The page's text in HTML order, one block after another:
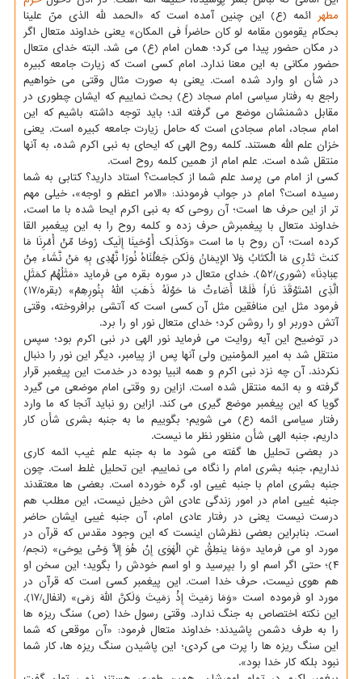
مطهر ائمه (ع) این چنین آمده است که «الحمد لله الذی منّ علینا
بحکام یقومون مقامه لو کان حاضراً فی المکان» یعنی خداوند متعال اگر
در مکان حضور پیدا می کرد؛ همان امام (ع) می شد. البته خدای متعال
حضور مکانی به این معنا ندارد. امام کسی است که زیارت جامعه کبیره
در شأن او وارد شده است. یعنی به صورت مثال وقتی می خواهیم
راجع به رفتار سیاسی امام سجاد (ع) بحث نماییم که ایشان چطوری در
مقابل دشمنشان موضع می گرفته اند؛ باید توجه داشته باشیم که این
امام سجاد، امام سجادی است که حامل زیارت جامعه کبیره است. یعنی
خزان علم الله هستند. کلمه روح الهی که ایحای به نبی اکرم شده، به آنها
منتقل شده است. علم امام از همین کلمه روح است.
کسی از امام می پرسد علم شما از کجاست؟ استاد دارید؟ کتابی به شما
رسیده است؟ امام در جواب فرمودند: «الامر اعظم و اوجه»، خیلی مهم
تر از این حرف ها است؛ آن روحی که به نبی اکرم ایحا شده با ما است،
خداوند متعال با پیغمبرش حرف زده و کلمه روح را به این پیغمبر القا
کرده است؛ آن روح با ما است «وَکذَلِک أَوْحَینَا إِلَیک رُوحًا مِّنْ أَمْرِنَا مَا
کنتَ تَدْرِی مَا الْکتَابُ وَلاَ الإیمَانُ وَلَکن جَعَلْنَاهُ نُورًا نَّهْدِی بِهِ مَنْ نَّشَاء مِنْ
عِبَادِنَا» (شوری/۵۲). خدای متعال در سوره بقره می فرماید «مَثَلُهُمْ کمَثَلِ
الَّذِی اسْتَوْقَدَ نَاراً فَلَمَّا أَضَاءتْ مَا حَوْلَهُ ذَهَبَ اللّهُ بِنُورِهِمْ» (بقره/۱۷)
فرمود مثل این منافقین مثل آن کسی است که آتشی برافروخته، وقتی
آتش دوربر او را روشن کرد؛ خدای متعال نور او را برد.
در توضیح این آیه روایت می فرماید نور الهی در نبی اکرم بود؛ سپس
منتقل شد به امیر المؤمنین ولی آنها پس از پیامبر، دیگر این نور را دنبال
نکردند. آن چه نزد نبی اکرم و همه انبیا بوده در خدمت این پیغمبر قرار
گرفته و به ائمه منتقل شده است. ازاین رو وقتی امام موضعی می گیرد
گویا که این پیغمبر موضع گیری می کند. ازاین رو نباید آنجا که ما وارد
رفتار سیاسی ائمه (ع) می شویم؛ بگوییم ما به جنبه بشری شأن کار
داریم، جنبه الهی شأن منظور نظر ما نیست.
در بعضی تحلیل ها گفته می شود ما به جنبه علم غیب ائمه کاری
نداریم، جنبه بشری امام را نگاه می نماییم. این تحلیل غلط است. چون
جنبه بشری امام با جنبه غیبی او، گره خورده است. بعضی ها معتقدند
جنبه غیبی امام در امور زندگی عادی اش دخیل نیست، این مطلب هم
درست نیست یعنی در رفتار عادی امام، آن جنبه غیبی ایشان حاضر
است. بنابراین بعضی نظرشان اینست که این وجود مقدس که قرآن در
مورد او می فرماید «وَمَا ینطِقُ عَنِ الْهَوَی إِنْ هُوَ إِلاَّ وَحْی یوحَی» (نجم/
۴)؛ حتی اگر اسم او را بپرسید و او اسم خودش را بگوید؛ این سخن او
هم هوی نیست، حرف خدا است. این پیغمبر کسی است که قرآن در
مورد او فرموده است «وَمَا رَمَیتَ إِذْ رَمَیتَ وَلَکنَّ اللّهَ رَمَی» (انفال/۱۷).
این نکته اختصاص به جنگ ندارد. وقتی رسول خدا (ص) سنگ ریزه ها
را به طرف دشمن پاشیدند؛ خداوند متعال فرمود: «آن موقعی که شما
این سنگ ریزه ها را پرت می کردی؛ این پاشیدن سنگ ریزه ها، کار شما
نبود بلکه کار خدا بود».